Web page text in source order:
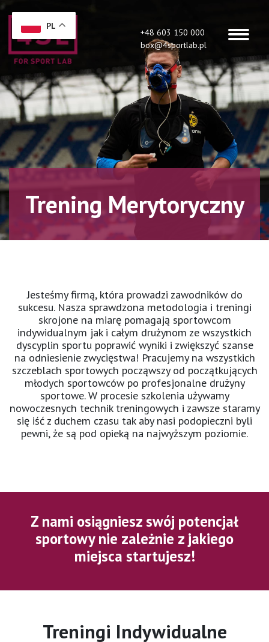
+48 603 150 000
box@4sportlab.pl
Trening Merytoryczny
Jesteśmy firmą, która prowadzi zawodników do
sukcesu. Nasza sprawdzona metodologia i treningi
skrojone na miarę pomagają sportowcom
indywidualnym jak i całym drużynom ze wszystkich
dyscyplin sportu poprawić wyniki i zwiększyć szanse
na odniesienie zwycięstwa! Pracujemy na wszystkich
szczeblach sportowych począwszy od początkujących
młodych sportowców po profesjonalne drużyny
sportowe. W procesie szkolenia używamy
nowoczesnych technik treningowych i zawsze staramy
się iść z duchem czasu tak aby nasi podopieczni byli
pewni, że są pod opieką na najwyższym poziomie.
Z nami osiągniesz swój potencjał
sportowy nie zależnie z jakiego
miejsca startujesz!
Treningi Indywidualne
PL